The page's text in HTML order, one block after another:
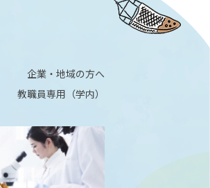
企業・地域の方へ
教職員専用（学内）